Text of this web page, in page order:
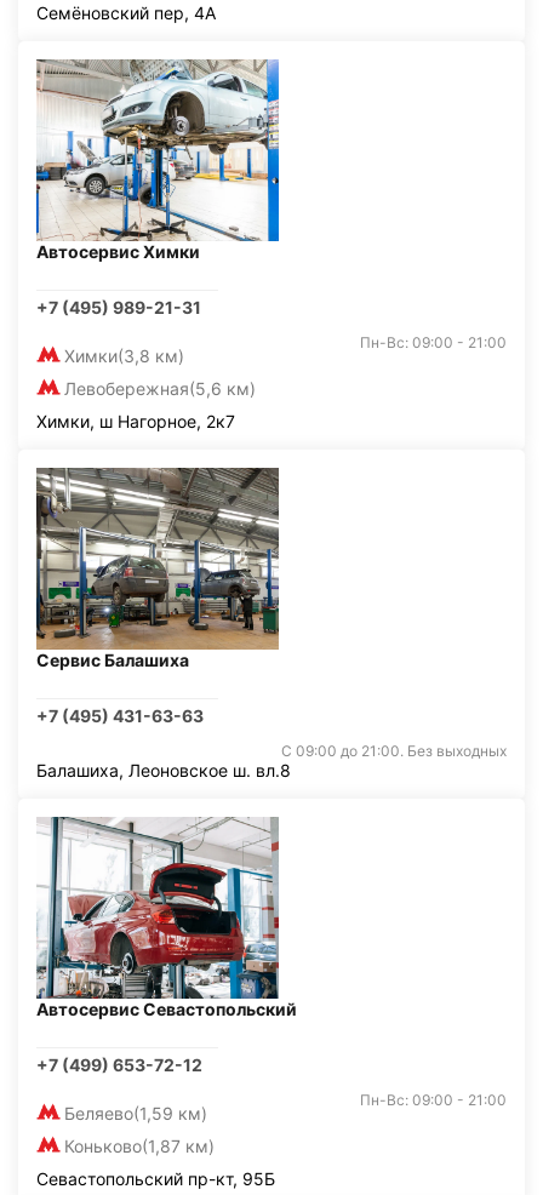
Семёновский пер, 4А
Автосервис Химки
+7 (495) 989-21-31
Химки(3,8 км)
Левобережная(5,6 км)
Пн-Вс: 09:00 - 21:00
Химки, ш Нагорное, 2к7
Сервис Балашиха
+7 (495) 431-63-63
С 09:00 до 21:00. Без выходных
Балашиха, Леоновское ш. вл.8
Автосервис Севастопольский
+7 (499) 653-72-12
Беляево(1,59 км)
Коньково(1,87 км)
Пн-Вс: 09:00 - 21:00
Севастопольский пр-кт, 95Б